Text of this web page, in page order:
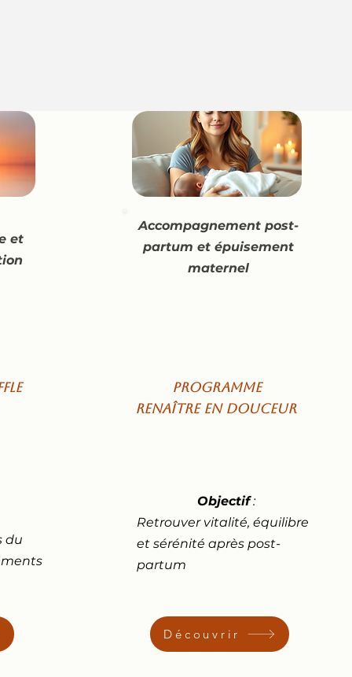
et
du
04
Accompagnement post-
partum et épuisement
maternel
Programme
Renaître en douceur
Objectif:
Retrouver vitalité, équilibre
et sérénitéaprès post-
partum
Découvrir